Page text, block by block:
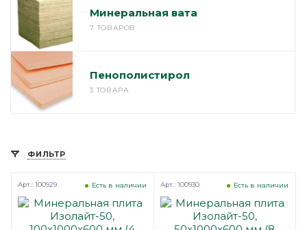
Минеральная вата
7 ТОВАРОВ
Пенополистирол
3 ТОВАРА
ФИЛЬТР
Есть в наличии
Арт.: 100929 Есть в наличии
Арт.: 100930